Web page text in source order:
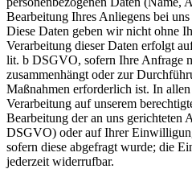
Bearbeitung Ihres Anliegens bei
Diese Daten geben wir nicht ohne
Verarbeitung dieser Daten erfolgt
lit. b DSGVO, sofern Ihre Anfrage
zusammenhängt oder zur
Maßnahmen erforderlich ist. In
Verarbeitung auf unserem
Bearbeitung der an uns
DSGVO) oder auf Ihrer
sofern diese abgefragt wurde; die
jederzeit widerrufbar.